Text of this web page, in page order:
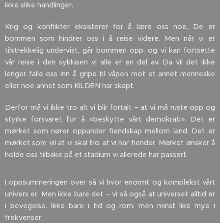
ikke slike handlinger.
Krig og konflikter eksisterer for å lære oss noe. De er
bommen som hindrer oss i å reise videre. Men når vi er
tilstrekkelig undervist, går bommen opp, og vi kan fortsette
vår reise i den syklusen vi alle er en del av. Da vil det ikke
lenger falle oss inn å gripe til våpen mot et annet menneske
eller noe annet som KILDEN har skapt.
Derfor må vi ikke tro alt vi blir fortalt – at vi må ruste opp og
styrke forsvaret for å «beskytte vårt demokrati». Det er
mørket som nører oppunder fiendskap mellom land. Det er
mørket som vil at vi skal tro at vi har fiender. Mørket ønsker å
holde oss tilbake på et stadium vi allerede har passert.
I oppsummeringen over så vi hvor enormt og komplekst vårt
univers er. Men ikke bare det – vi så også at universet alltid er
i bevegelse. Ikke bare i tid og rom, men minst like mye i
frekvenser.